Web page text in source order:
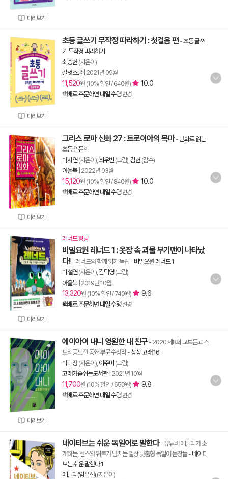
미리보기
미리보기
초등 글쓰기 무작정 따라하기 : 첫걸음 편 -초등 글쓰
기 무작정 따라하기
최승한(지은이)
길벗스쿨| 2021년 09월
11,520원 (10% 할인 / 640원) 10.0
택배로 주문하면 내일수령 변경
미리보기
그리스 로마 신화 27 : 트로이아의 목마- 만화로 읽는
초등 인문학
박시연(지은이), 최우빈 (그림), 김헌 (감수)
아울북| 2022년 03월
15,120원 (10% 할인 / 840원) 10.0
택배로 주문하면 내일수령 변경
미리보기
레너드 향낭
비밀요원 레너드 1 : 옷장 속 괴물 부기맨이 나타났
다! - 레너드와 함께 읽기 독립 - 비밀요원 레너드 1
박설연(지은이), 김덕영(그림)
아울북| 2019년 10월
13,320원 (10% 할인 / 740원) 9.6
택배로 주문하면 내일수령 변경
미리보기
에이아이 내니 영원한 내 친구- 2020 제8회 교보문고 스
토리공모전 동화 부문 수상작-상상 고래 16
박미정 (지은이), 이주미 (그림)
고래가숨쉬는도서관| 2021년 10월
11,700원 (10% 할인 / 650원) 9.8
택배로 주문하면 내일수령 변경
네이티브는 쉬운 독일어로 말한다- 유튜버 에밀리가 소
개하는, 센스와 위트가 넘치는 일상 맞춤형 독일어 문장들- 네이티
브는 쉬운 말한다 1
에밀리(임은선) (지은이)